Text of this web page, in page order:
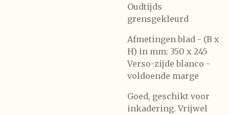
Oudtijds
grensgekleurd
Afmetingen blad - (B x
H) in mm: 350 x 245
Verso-zijde blanco -
voldoende marge
Goed, geschikt voor
inkadering. Vrijwel